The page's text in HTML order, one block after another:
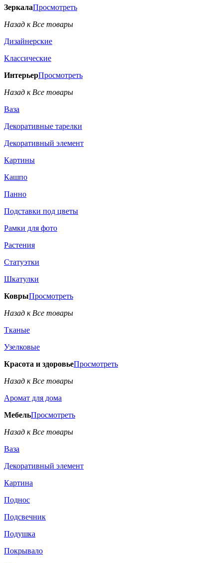
ЗеркалаПросмотреть
Назад к Все товары
Дизайнерские
Классические
ИнтерьерПросмотреть
Назад к Все товары
Ваза
Декоративные тарелки
Декоративный элемент
Картины
Кашпо
Панно
Подставки под цветы
Рамки для фото
Растения
Статуэтки
Шкатулки
КоврыПросмотреть
Назад к Все товары
Тканые
Узелковые
Красота и здоровьеПросмотреть
Назад к Все товары
Аромат для дома
МебельПросмотреть
Назад к Все товары
Ваза
Декоративный элемент
Картина
Поднос
Подсвечник
Подушка
Покрывало